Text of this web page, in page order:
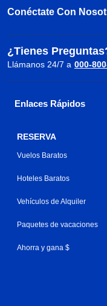
Conéctate Con
¿Tienes
Llámanos 24/7 a 000-
Enlaces Rápidos
RESERVA
Vuelos Baratos
Hoteles Baratos
Vehículos de Alquiler
Paquetes de vacaciones
Ahorra y gana $